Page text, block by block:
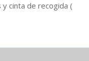
cinta de recogida (